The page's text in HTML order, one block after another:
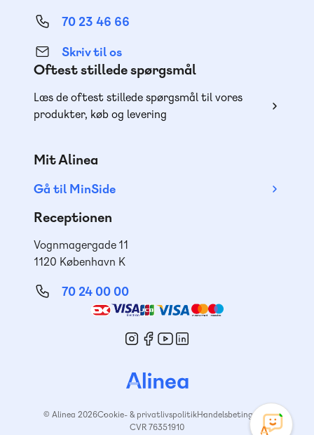
70 23 46 66
Skriv til os
Oftest stillede spørgsmål
Læs de oftest stillede spørgsmål til vores
produkter, køb og levering
Mit Alinea
Gå til MinSide
Receptionen
Vognmagergade 11
1120 København K
70 24 00 00
© Alinea 2026Cookie- & privatlivspolitikHandelsbetingelser
CVR 76351910